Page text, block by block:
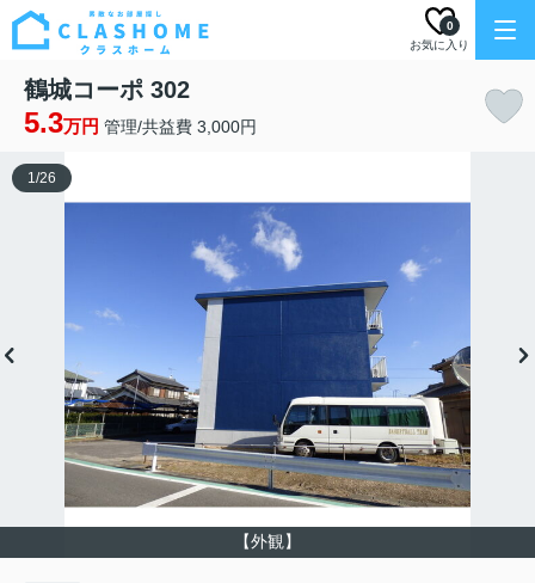
お気に入り
0
鶴城コーポ 302
5.3万円 管理/共益費 3,000円
【外観】
1/26